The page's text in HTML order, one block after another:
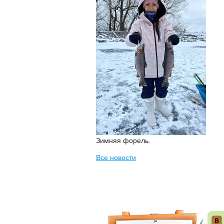
Зимняя форель.
Все новости